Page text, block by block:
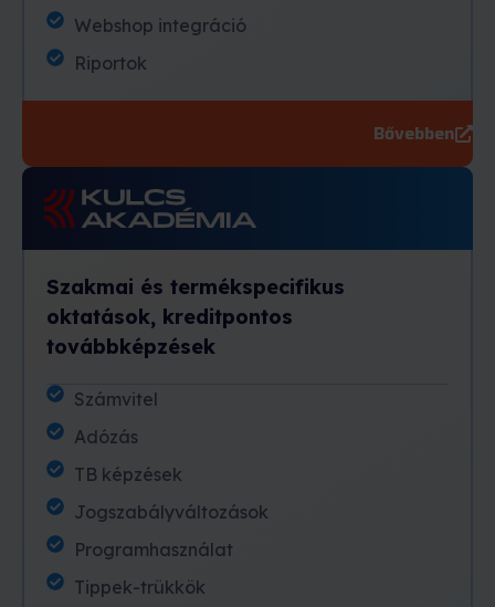
Webshop integráció
Riportok
Bővebben
Szakmai és termékspecifikus
oktatások, kreditpontos
továbbképzések
Számvitel
Adózás
TB képzések
Jogszabályváltozások
Programhasználat
Tippek-trükkök